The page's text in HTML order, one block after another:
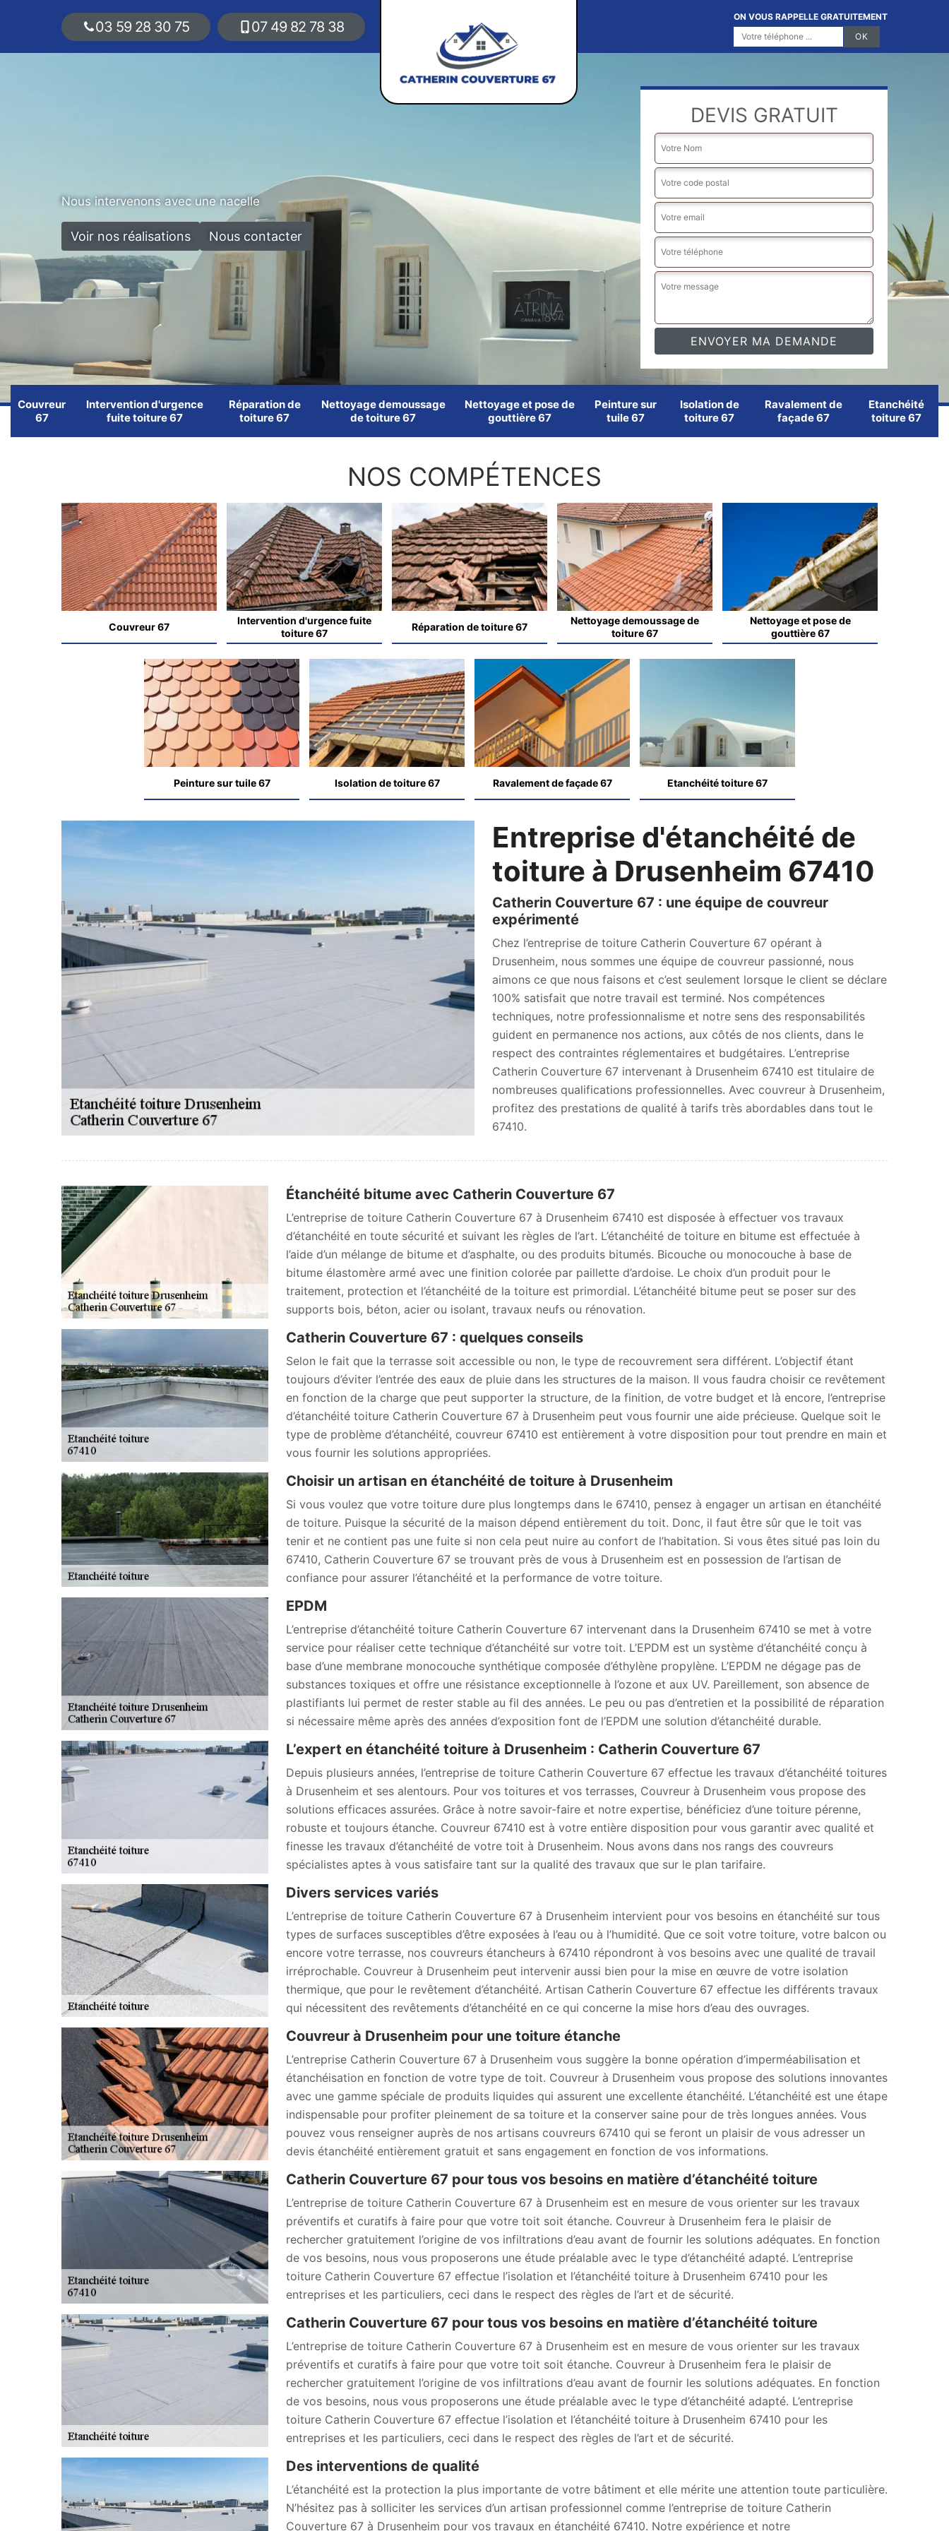
03 59 28 30 75 07 49 82 78 38
ON VOUS RAPPELLE GRATUITEMENT
Nous intervenons avec une nacelle
Voir nos réalisations Nous contacter
DEVIS GRATUIT
Couvreur
67
Intervention d'urgence
fuite toiture 67
Réparation de
toiture 67
Nettoyage demoussage
de toiture 67
Nettoyage et pose de
gouttière 67
Peinture sur
tuile 67
Isolation de
toiture 67
Ravalement de
façade 67
Etanchéité
toiture 67
NOS COMPÉTENCES
Couvreur 67
Intervention d'urgence fuite
toiture 67
Réparation de toiture 67
Nettoyage demoussage de
toiture 67
Nettoyage et pose de
gouttière 67
Peinture sur tuile 67 Isolation de toiture 67 Ravalement de façade 67 Etanchéité toiture 67
Entreprise d'étanchéité de
toiture à Drusenheim 67410
Catherin Couverture 67 : une équipe de couvreur
expérimenté
Chez l’entreprise de toiture Catherin Couverture 67 opérant à
Drusenheim, nous sommes une équipe de couvreur passionné, nous
aimons ce que nous faisons et c’est seulement lorsque le client se déclare
100% satisfait que notre travail est terminé. Nos compétences
techniques, notre professionnalisme et notre sens des responsabilités
guident en permanence nos actions, aux côtés de nos clients, dans le
respect des contraintes réglementaires et budgétaires. L’entreprise
Catherin Couverture 67 intervenant à Drusenheim 67410 est titulaire de
nombreuses qualifications professionnelles. Avec couvreur à Drusenheim,
profitez des prestations de qualité à tarifs très abordables dans tout le
67410.
Étanchéité bitume avec Catherin Couverture 67
L’entreprise de toiture Catherin Couverture 67 à Drusenheim 67410 est disposée à effectuer vos travaux
d’étanchéité en toute sécurité et suivant les règles de l’art. L’étanchéité de toiture en bitume est effectuée à
l’aide d’un mélange de bitume et d’asphalte, ou des produits bitumés. Bicouche ou monocouche à base de
bitume élastomère armé avec une finition colorée par paillette d’ardoise. Le choix d’un produit pour le
traitement, protection et l’étanchéité de la toiture est primordial. L’étanchéité bitume peut se poser sur des
supports bois, béton, acier ou isolant, travaux neufs ou rénovation.
Catherin Couverture 67 : quelques conseils
Selon le fait que la terrasse soit accessible ou non, le type de recouvrement sera différent. L’objectif étant
toujours d’éviter l’entrée des eaux de pluie dans les structures de la maison. Il vous faudra choisir ce revêtement
en fonction de la charge que peut supporter la structure, de la finition, de votre budget et là encore, l’entreprise
d’étanchéité toiture Catherin Couverture 67 à Drusenheim peut vous fournir une aide précieuse. Quelque soit le
type de problème d’étanchéité, couvreur 67410 est entièrement à votre disposition pour tout prendre en main et
vous fournir les solutions appropriées.
Choisir un artisan en étanchéité de toiture à Drusenheim
Si vous voulez que votre toiture dure plus longtemps dans le 67410, pensez à engager un artisan en étanchéité
de toiture. Puisque la sécurité de la maison dépend entièrement du toit. Donc, il faut être sûr que le toit vas
tenir et ne contient pas une fuite si non cela peut nuire au confort de l’habitation. Si vous êtes situé pas loin du
67410, Catherin Couverture 67 se trouvant près de vous à Drusenheim est en possession de l’artisan de
confiance pour assurer l’étanchéité et la performance de votre toiture.
EPDM
L’entreprise d’étanchéité toiture Catherin Couverture 67 intervenant dans la Drusenheim 67410 se met à votre
service pour réaliser cette technique d’étanchéité sur votre toit. L’EPDM est un système d’étanchéité conçu à
base d’une membrane monocouche synthétique composée d’éthylène propylène. L’EPDM ne dégage pas de
substances toxiques et offre une résistance exceptionnelle à l’ozone et aux UV. Pareillement, son absence de
plastifiants lui permet de rester stable au fil des années. Le peu ou pas d’entretien et la possibilité de réparation
si nécessaire même après des années d’exposition font de l’EPDM une solution d’étanchéité durable.
L’expert en étanchéité toiture à Drusenheim : Catherin Couverture 67
Depuis plusieurs années, l’entreprise de toiture Catherin Couverture 67 effectue les travaux d’étanchéité toitures
à Drusenheim et ses alentours. Pour vos toitures et vos terrasses, Couvreur à Drusenheim vous propose des
solutions efficaces assurées. Grâce à notre savoir-faire et notre expertise, bénéficiez d’une toiture pérenne,
robuste et toujours étanche. Couvreur 67410 est à votre entière disposition pour vous garantir avec qualité et
finesse les travaux d’étanchéité de votre toit à Drusenheim. Nous avons dans nos rangs des couvreurs
spécialistes aptes à vous satisfaire tant sur la qualité des travaux que sur le plan tarifaire.
Divers services variés
L’entreprise de toiture Catherin Couverture 67 à Drusenheim intervient pour vos besoins en étanchéité sur tous
types de surfaces susceptibles d’être exposées à l’eau ou à l’humidité. Que ce soit votre toiture, votre balcon ou
encore votre terrasse, nos couvreurs étancheurs à 67410 répondront à vos besoins avec une qualité de travail
irréprochable. Couvreur à Drusenheim peut intervenir aussi bien pour la mise en œuvre de votre isolation
thermique, que pour le revêtement d’étanchéité. Artisan Catherin Couverture 67 effectue les différents travaux
qui nécessitent des revêtements d’étanchéité en ce qui concerne la mise hors d’eau des ouvrages.
Couvreur à Drusenheim pour une toiture étanche
L’entreprise Catherin Couverture 67 à Drusenheim vous suggère la bonne opération d’imperméabilisation et
étanchéisation en fonction de votre type de toit. Couvreur à Drusenheim vous propose des solutions innovantes
avec une gamme spéciale de produits liquides qui assurent une excellente étanchéité. L’étanchéité est une étape
indispensable pour profiter pleinement de sa toiture et la conserver saine pour de très longues années. Vous
pouvez vous renseigner auprès de nos artisans couvreurs 67410 qui se feront un plaisir de vous adresser un
devis étanchéité entièrement gratuit et sans engagement en fonction de vos informations.
Catherin Couverture 67 pour tous vos besoins en matière d’étanchéité toiture
L’entreprise de toiture Catherin Couverture 67 à Drusenheim est en mesure de vous orienter sur les travaux
préventifs et curatifs à faire pour que votre toit soit étanche. Couvreur à Drusenheim fera le plaisir de
rechercher gratuitement l’origine de vos infiltrations d’eau avant de fournir les solutions adéquates. En fonction
de vos besoins, nous vous proposerons une étude préalable avec le type d’étanchéité adapté. L’entreprise
toiture Catherin Couverture 67 effectue l’isolation et l’étanchéité toiture à Drusenheim 67410 pour les
entreprises et les particuliers, ceci dans le respect des règles de l’art et de sécurité.
Catherin Couverture 67 pour tous vos besoins en matière d’étanchéité toiture
L’entreprise de toiture Catherin Couverture 67 à Drusenheim est en mesure de vous orienter sur les travaux
préventifs et curatifs à faire pour que votre toit soit étanche. Couvreur à Drusenheim fera le plaisir de
rechercher gratuitement l’origine de vos infiltrations d’eau avant de fournir les solutions adéquates. En fonction
de vos besoins, nous vous proposerons une étude préalable avec le type d’étanchéité adapté. L’entreprise
toiture Catherin Couverture 67 effectue l’isolation et l’étanchéité toiture à Drusenheim 67410 pour les
entreprises et les particuliers, ceci dans le respect des règles de l’art et de sécurité.
Des interventions de qualité
L’étanchéité est la protection la plus importante de votre bâtiment et elle mérite une attention toute particulière.
N’hésitez pas à solliciter les services d’un artisan professionnel comme l’entreprise de toiture Catherin
Couverture 67 à Drusenheim pour vos travaux en étanchéité 67410. Notre expérience et notre